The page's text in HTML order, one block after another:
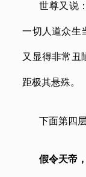
世尊又说
一切人道众生
又显得非常丑
距极其悬殊。
下面第四
假令天帝